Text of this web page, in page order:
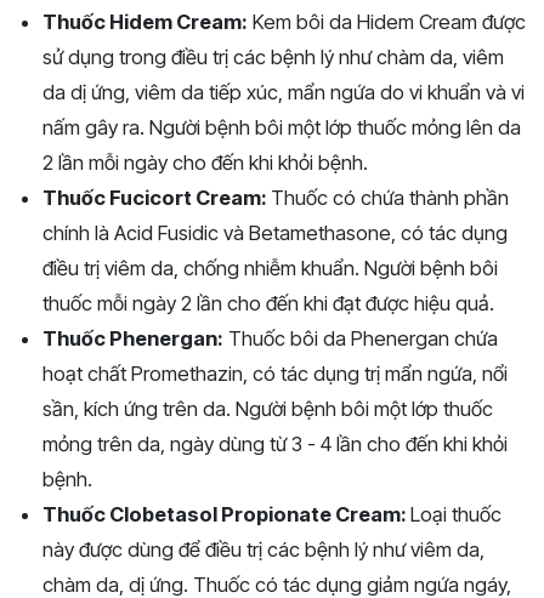
Thuốc Hidem Cream: Kem bôi da Hidem Cream được
sử dụng trong điều trị các bệnh lý như chàm da, viêm
da dị ứng, viêm da tiếp xúc, mẩn ngứa do vi khuẩn và vi
nấm gây ra. Người bệnh bôi một lớp thuốc mỏng lên da
2 lần mỗi ngày cho đến khi khỏi bệnh.
Thuốc Fucicort Cream: Thuốc có chứa thành phần
chính là Acid Fusidic và Betamethasone, có tác dụng
điều trị viêm da, chống nhiễm khuẩn. Người bệnh bôi
thuốc mỗi ngày 2 lần cho đến khi đạt được hiệu quả.
Thuốc Phenergan: Thuốc bôi da Phenergan chứa
hoạt chất Promethazin, có tác dụng trị mẩn ngứa, nổi
sần, kích ứng trên da. Người bệnh bôi một lớp thuốc
mỏng trên da, ngày dùng từ 3 - 4 lần cho đến khi khỏi
bệnh.
Thuốc Clobetasol Propionate Cream: Loại thuốc
này được dùng để điều trị các bệnh lý như viêm da,
chàm da, dị ứng. Thuốc có tác dụng giảm ngứa ngáy,